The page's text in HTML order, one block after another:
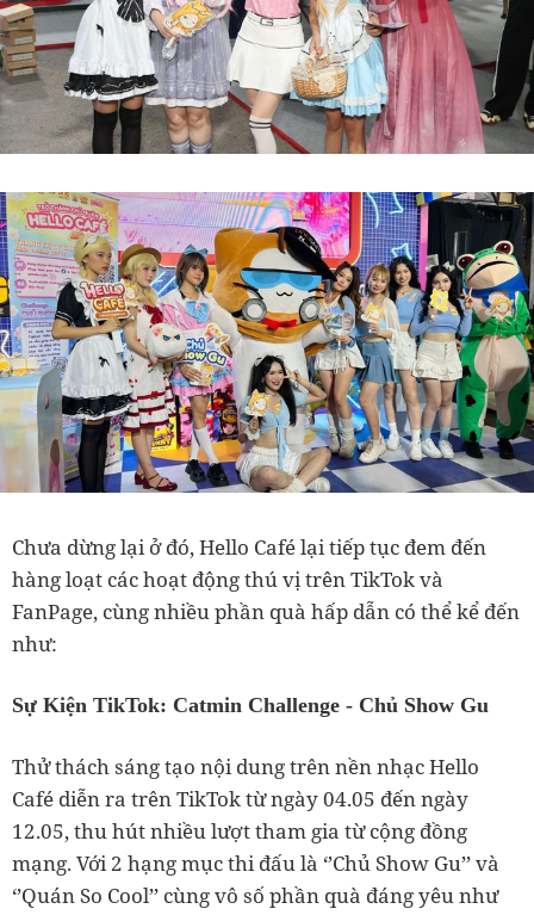
Chưa dừng lại ở đó, Hello Café lại tiếp tục đem đến
hàng loạt các hoạt động thú vị trên TikTok và
FanPage, cùng nhiều phần quà hấp dẫn có thể kể đến
như:
Sự Kiện TikTok: Catmin Challenge - Chủ Show Gu
Thử thách sáng tạo nội dung trên nền nhạc Hello
Café diễn ra trên TikTok từ ngày 04.05 đến ngày
12.05, thu hút nhiều lượt tham gia từ cộng đồng
mạng. Với 2 hạng mục thi đấu là ‘’Chủ Show Gu’’ và
‘’Quán So Cool’’ cùng vô số phần quà đáng yêu như